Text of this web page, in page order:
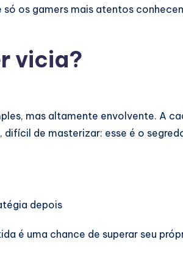
só os gamers mais atentos
vicia?
mas altamente envolvente. A
, difícil de masterizar: esse é o
depois
é uma chance de superar seu